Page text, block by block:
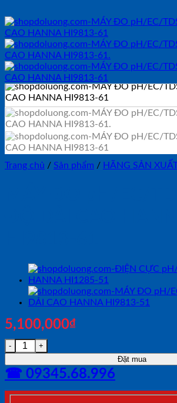
Trang chủ / Sản phẩm / HÃNG SẢN
5,100,000₫
MÁY ĐO pH/EC/TDS NHIỆT ĐỘ DẢI
Đặt mua
☎ 09345.68.996